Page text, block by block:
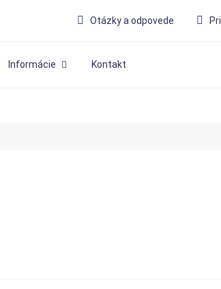
Otázky a odpovede
Informácie Kontakt